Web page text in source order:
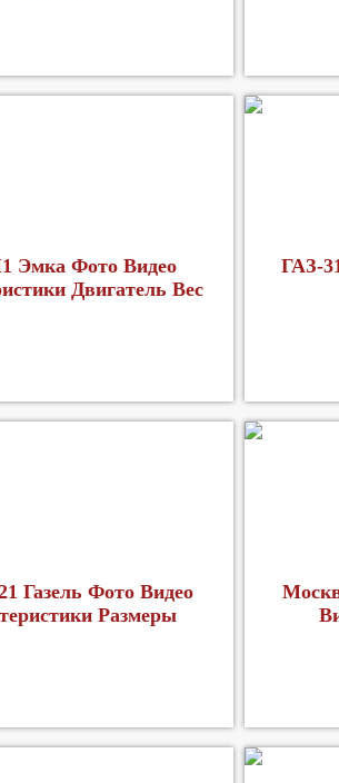
Эмка Фото Видео
Двигатель Вес
ГАЗ-
Газель Фото Видео
Размеры